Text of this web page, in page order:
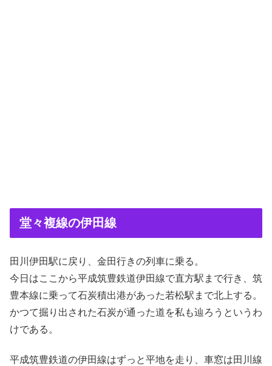
堂々複線の伊田線
田川伊田駅に戻り、金田行きの列車に乗る。
今日はここから平成筑豊鉄道伊田線で直方駅まで行き、筑
豊本線に乗って石炭積出港があった若松駅まで北上する。
かつて掘り出された石炭が通った道を私も辿ろうというわ
けである。
平成筑豊鉄道の伊田線はずっと平地を走り、車窓は田川線